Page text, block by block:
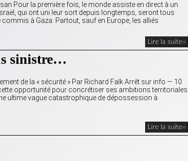
Pour la première fois, le monde assiste en direct à un
qui ont uni leur sort depuis longtemps, seront tous
à Gaza. Partout, sauf en Europe, les alliés
Lire la suite››
sinistre…
de la « sécurité » Par Richard Falk Arrêt sur info — 10
opportunité pour concrétiser ses ambitions territoriales
ultime vague catastrophique de dépossession à
Lire la suite››